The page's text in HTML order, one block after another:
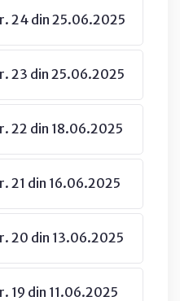
24 din 25.06.2025
23 din 25.06.2025
22 din 18.06.2025
21 din 16.06.2025
20 din 13.06.2025
19 din 11.06.2025